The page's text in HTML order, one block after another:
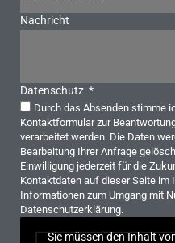
Nachricht
Datenschutz
Durch das Absenden stimme
Kontaktformular zur
verarbeitet werden. Die Daten
Bearbeitung Ihrer Anfrage
Einwilligung jederzeit für die
Kontaktdaten auf dieser Seite im
Informationen zum Umgang mit
Datenschutzerklärung.
Sie müssen den Inhalt